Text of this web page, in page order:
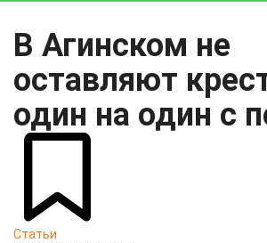
В Агинском не
оставляют
один на один с
Статьи